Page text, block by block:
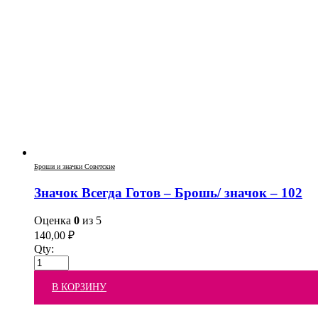
Броши и значки Советские
Значок Всегда Готов – Брошь/ значок – 102
Оценка 0 из 5
140,00 ₽
Qty:
В КОРЗИНУ